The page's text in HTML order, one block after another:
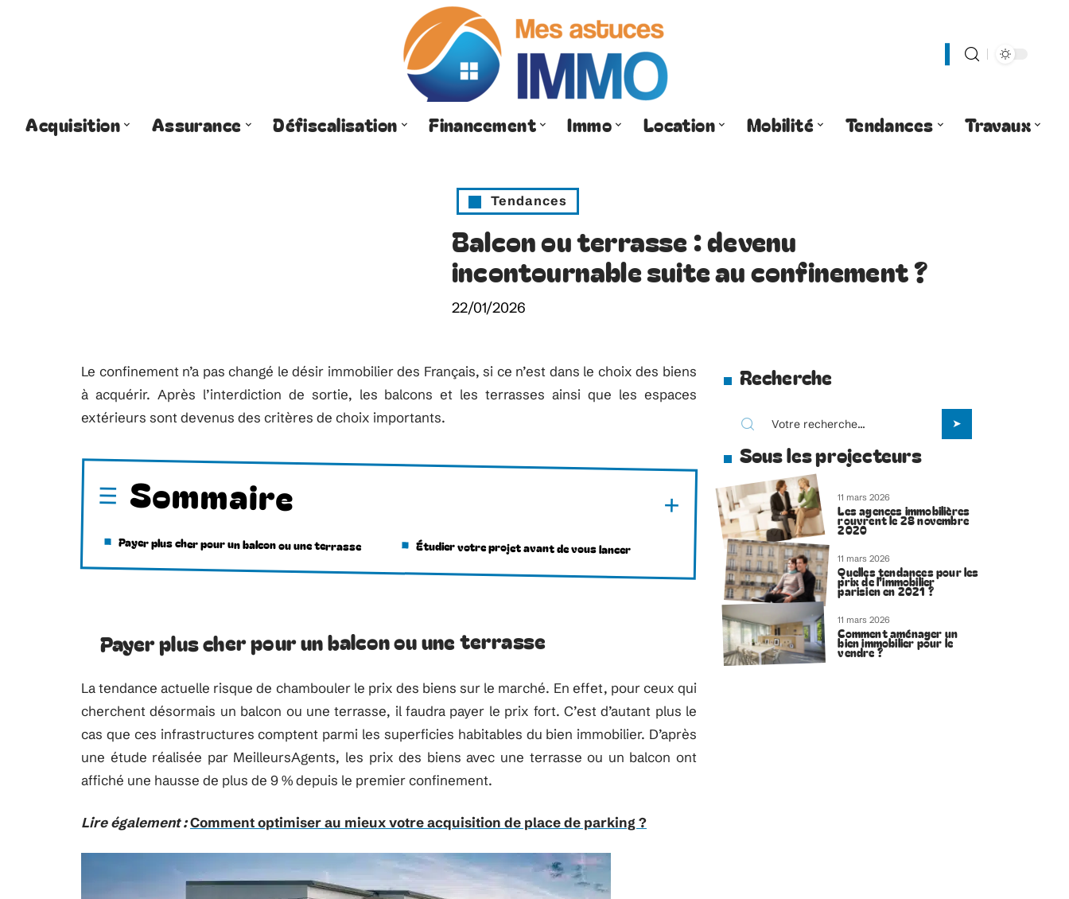
Acquisition Assurance Défiscalisation Financement Immo Location Mobilité Tendances Travaux
Tendances
Balcon ou terrasse : devenu
incontournable suite au confinement ?
22/01/2026
Le confinement n’a pas changé le désir immobilier des Français, si ce n’est dans le choix des biens
à acquérir. Après l’interdiction de sortie, les balcons et les terrasses ainsi que les espaces
extérieurs sont devenus des critères de choix importants.
Sommaire
Payer plus cher pour un balcon ou une terrasse Étudier votre projet avant de vous lancer
Payer plus cher pour un balcon ou une terrasse
La tendance actuelle risque de chambouler le prix des biens sur le marché. En effet, pour ceux qui
cherchent désormais un balcon ou une terrasse, il faudra payer le prix fort. C’est d’autant plus le
cas que ces infrastructures comptent parmi les superficies habitables du bien immobilier. D’après
une étude réalisée par MeilleursAgents, les prix des biens avec une terrasse ou un balcon ont
affiché une hausse de plus de 9 % depuis le premier confinement.
Lire également :Comment optimiser au mieux votre acquisition de place de parking ?
Recherche
Sous les projecteurs
11 mars 2026
Les agences immobilières
rouvrent le 28 novembre
2020
11 mars 2026
Quelles tendances pour les
prix de l’immobilier
parisien en 2021 ?
11 mars 2026
Comment aménager un
bien immobilier pour le
vendre ?